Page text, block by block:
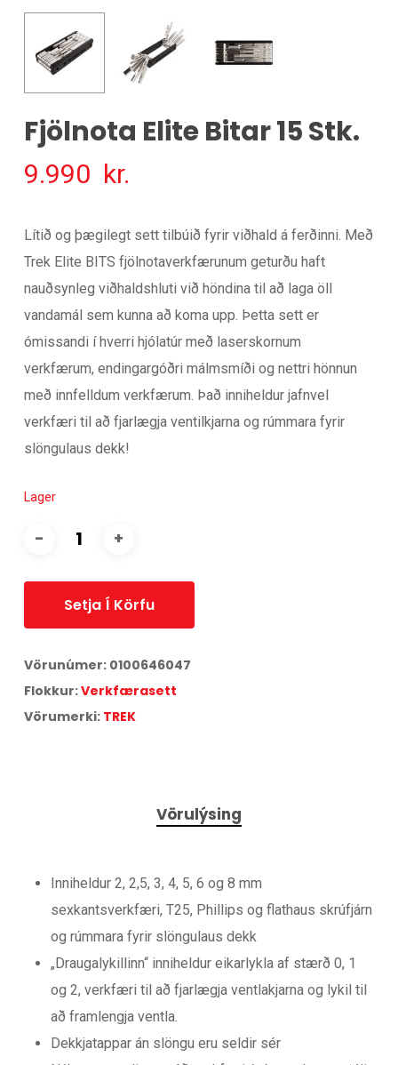
Fjölnota Elite Bitar 15 Stk.
9.990 kr.
Lítið og þægilegt sett tilbúið fyrir viðhald á ferðinni. Með
Trek Elite BITS fjölnotaverkfærunum geturðu haft
nauðsynleg viðhaldshluti við höndina til að laga öll
vandamál sem kunna að koma upp. Þetta sett er
ómissandi í hverri hjólatúr með laserskornum
verkfærum, endingargóðri málmsmíði og nettri hönnun
með innfelldum verkfærum. Það inniheldur jafnvel
verkfæri til að fjarlægja ventilkjarna og rúmmara fyrir
slöngulaus dekk!
Lager
Setja Í Körfu
Vörunúmer: 0100646047
Flokkur:Verkfærasett
Vörumerki: TREK
Vörulýsing
Inniheldur 2, 2,5, 3, 4, 5, 6 og 8 mm
sexkantsverkfæri, T25, Phillips og flathaus skrúfjárn
og rúmmara fyrir slöngulaus dekk
„Draugalykillinn“ inniheldur eikarlykla af stærð 0, 1
og 2, verkfæri til að fjarlægja ventlakjarna og lykil til
að framlengja ventla.
Dekkjatappar án slöngu eru seldir sér